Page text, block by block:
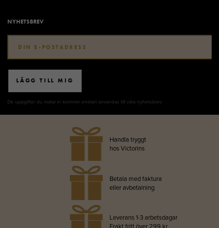
NYHETSBREV
LÄGG TILL MIG
De uppgifter du matar in kommer endast användas till våra nyhetsbrev.
Handla tryggt
hos Victorins
Betala med faktura
eller avbetalning
Leverans 1-3 arbetsdagar
Frakt fritt över 299 kr